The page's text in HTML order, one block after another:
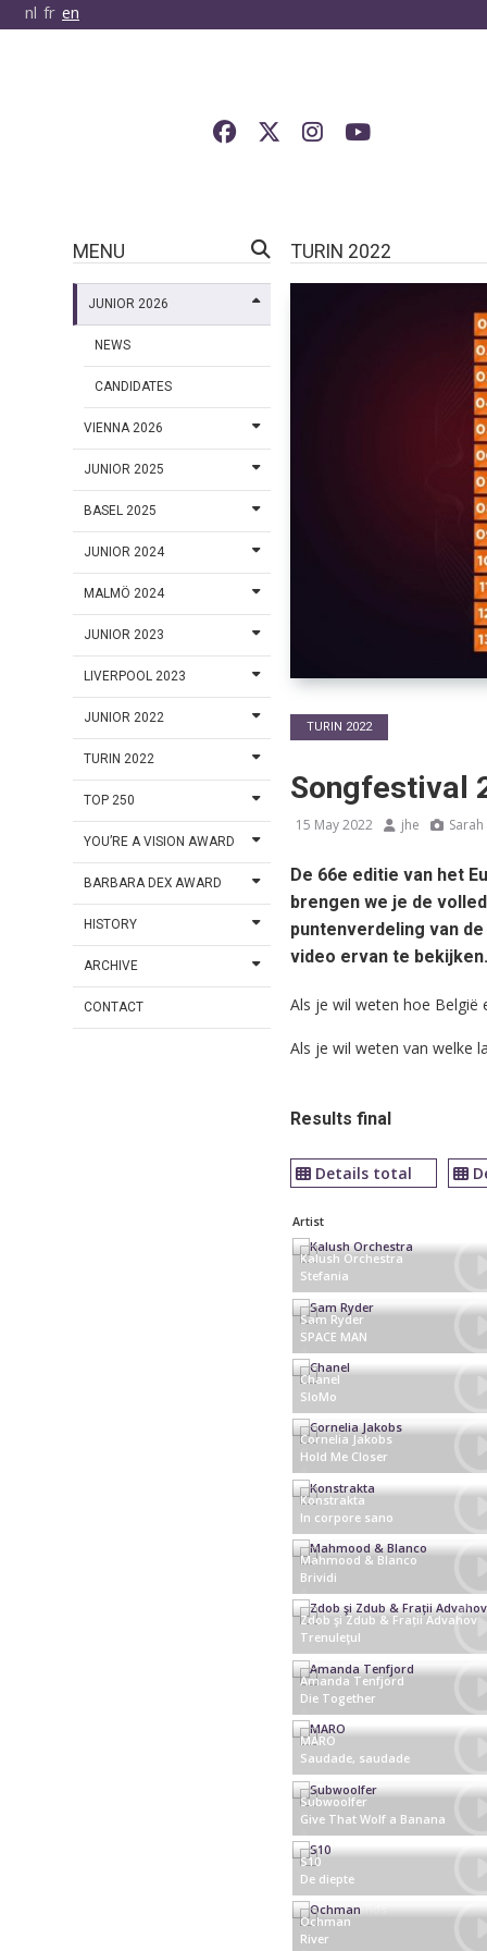
nl fr en
MENU
JUNIOR 2026
NEWS
CANDIDATES
VIENNA 2026
JUNIOR 2025
BASEL 2025
JUNIOR 2024
MALMÖ 2024
JUNIOR 2023
LIVERPOOL 2023
JUNIOR 2022
TURIN 2022
TOP 250
YOU’RE A VISION AWARD
BARBARA DEX AWARD
HISTORY
ARCHIVE
CONTACT
TURIN 2022
TURIN 2022
Songfestival
15 May 2022 jhe
De 66e editie van het
brengen we je de
puntenverdeling van
video ervan te bekijken.
Als je wil weten hoe België
Als je wil weten van welke
Results final
Details total
Artist
Ukraine
Kalush Orchestra
Stefania
United Kingdom
Sam Ryder
SPACE MAN
Spain
Chanel
SloMo
Sweden
Cornelia Jakobs
Hold Me Closer
Serbia
Konstrakta
In corpore sano
Italy
Mahmood & Blanco
Brividi
Moldova
Zdob şi Zdub & Frații Advahov
Trenuleţul
Greece
Amanda Tenfjord
Die Together
Portugal
MARO
Saudade, saudade
Norway
Subwoolfer
Give That Wolf a Banana
Netherlands
S10
De diepte
Ochman
River